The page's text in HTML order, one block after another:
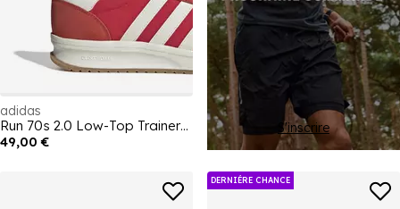
adidas
Run 70s 2.0 Low-Top Trainers Mens
49,00 €
DERNIÉRE CHANCE
S'inscrire